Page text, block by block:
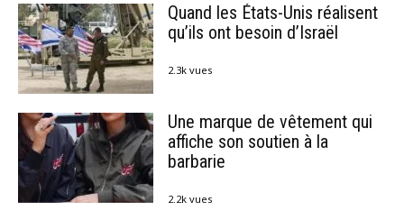
Quand les États-Unis réalisent
qu’ils ont besoin d’Israël
2.3k vues
Une marque de vêtement qui
affiche son soutien à la
barbarie
2.2k vues